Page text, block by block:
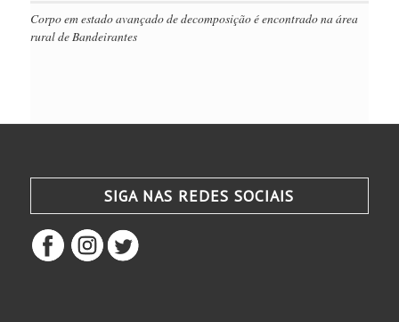
Corpo em estado avançado de decomposição é encontrado na área
rural de Bandeirantes
SIGA NAS REDES SOCIAIS